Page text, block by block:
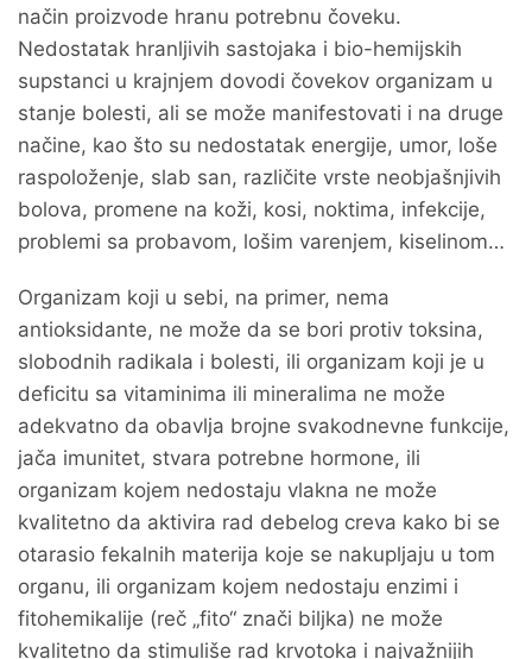
način proizvode hranu potrebnu čoveku.
Nedostatak hranljivih sastojaka i bio-hemijskih
supstanci u krajnjem dovodi čovekov organizam u
stanje bolesti, ali se može manifestovati i na druge
načine, kao što su nedostatak energije, umor, loše
raspoloženje, slab san, različite vrste neobjašnjivih
bolova, promene na koži, kosi, noktima, infekcije,
problemi sa probavom, lošim varenjem, kiselinom…
Organizam koji u sebi, na primer, nema
antioksidante, ne može da se bori protiv toksina,
slobodnih radikala i bolesti, ili organizam koji je u
deficitu sa vitaminima ili mineralima ne može
adekvatno da obavlja brojne svakodnevne funkcije,
jača imunitet, stvara potrebne hormone, ili
organizam kojem nedostaju vlakna ne može
kvalitetno da aktivira rad debelog creva kako bi se
otarasio fekalnih materija koje se nakupljaju u tom
organu, ili organizam kojem nedostaju enzimi i
fitohemikalije (reč „fito“ znači biljka) ne može
kvalitetno da stimuliše rad krvotoka i najvažnijih